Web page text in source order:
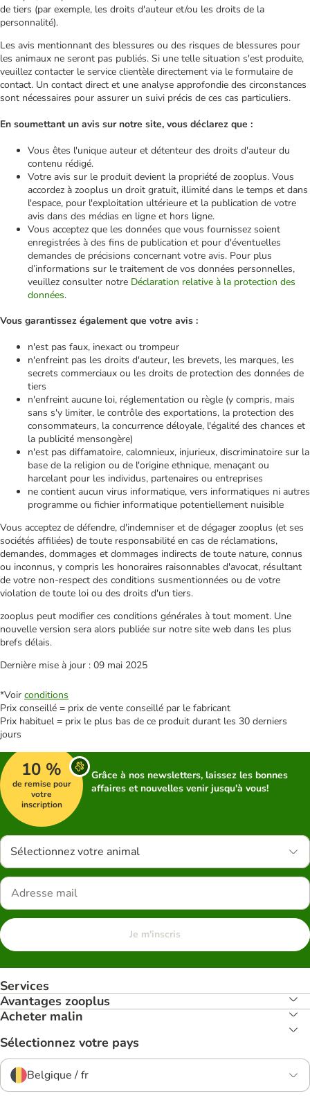
de tiers (par exemple, les droits d'auteur et/ou les droits de la
personnalité).
Les avis mentionnant des blessures ou des risques de blessures pour
les animaux ne seront pas publiés. Si une telle situation s'est produite,
veuillez contacter le service clientèle directement via le formulaire de
contact. Un contact direct et une analyse approfondie des circonstances
sont nécessaires pour assurer un suivi précis de ces cas particuliers.
En soumettant un avis sur notre site, vous déclarez que :
Vous êtes l'unique auteur et détenteur des droits d'auteur du
contenu rédigé.
Votre avis sur le produit devient la propriété de zooplus. Vous
accordez à zooplus un droit gratuit, illimité dans le temps et dans
l'espace, pour l'exploitation ultérieure et la publication de votre
avis dans des médias en ligne et hors ligne.
Vous acceptez que les données que vous fournissez soient
enregistrées à des fins de publication et pour d'éventuelles
demandes de précisions concernant votre avis. Pour plus
d’informations sur le traitement de vos données personnelles,
veuillez consulter notre Déclaration relative à la protection des
données.
Vous garantissez également que votre avis :
n'est pas faux, inexact ou trompeur
n'enfreint pas les droits d'auteur, les brevets, les marques, les
secrets commerciaux ou les droits de protection des données de
tiers
n'enfreint aucune loi, réglementation ou règle (y compris, mais
sans s'y limiter, le contrôle des exportations, la protection des
consommateurs, la concurrence déloyale, l'égalité des chances et
la publicité mensongère)
n'est pas diffamatoire, calomnieux, injurieux, discriminatoire sur la
base de la religion ou de l'origine ethnique, menaçant ou
harcelant pour les individus, partenaires ou entreprises
ne contient aucun virus informatique, vers informatiques ni autres
programme ou fichier informatique potentiellement nuisible
Vous acceptez de défendre, d'indemniser et de dégager zooplus (et ses
sociétés affiliées) de toute responsabilité en cas de réclamations,
demandes, dommages et dommages indirects de toute nature, connus
ou inconnus, y compris les honoraires raisonnables d'avocat, résultant
de votre non-respect des conditions susmentionnées ou de votre
violation de toute loi ou des droits d'un tiers.
zooplus peut modifier ces conditions générales à tout moment. Une
nouvelle version sera alors publiée sur notre site web dans les plus
brefs délais.
Dernière mise à jour : 09 mai 2025
*Voir conditions
Prix conseillé = prix de vente conseillé par le fabricant
Prix habituel = prix le plus bas de ce produit durant les 30 derniers
jours
10 %
de remise pour
votre
inscription
Grâce à nos newsletters, laissez les bonnes
affaires et nouvelles venir jusqu'à vous!
Sélectionnez votre animal
Je m'inscris
Services
Avantages zooplus
Acheter malin
Sélectionnez votre pays
Belgique / fr